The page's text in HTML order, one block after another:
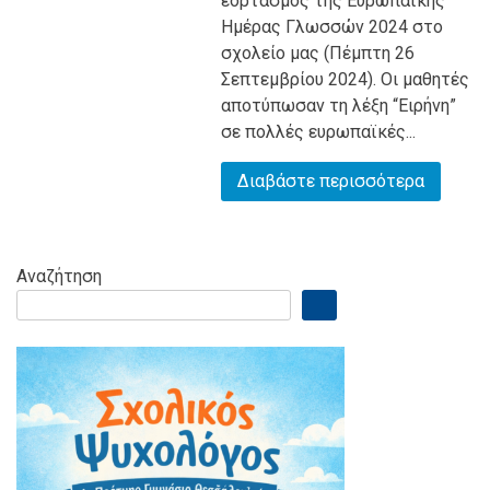
Ημέρας Γλωσσών 2024 στο
σχολείο μας (Πέμπτη 26
Σεπτεμβρίου 2024). Οι μαθητές
αποτύπωσαν τη λέξη “Ειρήνη”
σε πολλές ευρωπαϊκές...
Διαβάστε περισσότερα
Αναζήτηση